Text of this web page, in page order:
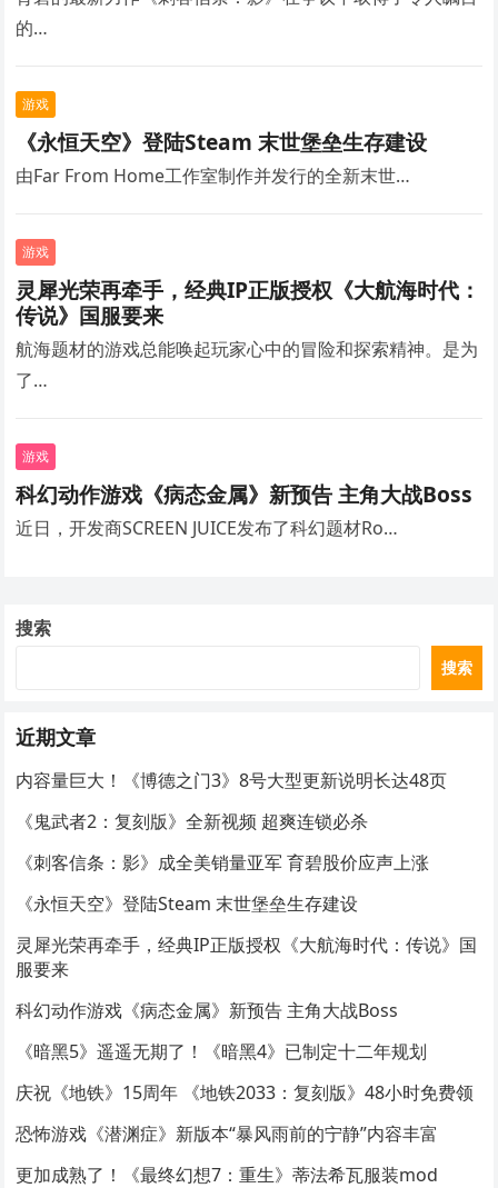
的…
游戏
《永恒天空》登陆Steam 末世堡垒生存建设
由Far From Home工作室制作并发行的全新末世…
游戏
灵犀光荣再牵手，经典IP正版授权《大航海时代：
传说》国服要来
航海题材的游戏总能唤起玩家心中的冒险和探索精神。是为
了…
游戏
科幻动作游戏《病态金属》新预告 主角大战Boss
近日，开发商SCREEN JUICE发布了科幻题材Ro…
搜索
搜索
近期文章
内容量巨大！《博德之门3》8号大型更新说明长达48页
《鬼武者2：复刻版》全新视频 超爽连锁必杀
《刺客信条：影》成全美销量亚军 育碧股价应声上涨
《永恒天空》登陆Steam 末世堡垒生存建设
灵犀光荣再牵手，经典IP正版授权《大航海时代：传说》国
服要来
科幻动作游戏《病态金属》新预告 主角大战Boss
《暗黑5》遥遥无期了！《暗黑4》已制定十二年规划
庆祝《地铁》15周年 《地铁2033：复刻版》48小时免费领
恐怖游戏《潜渊症》新版本“暴风雨前的宁静”内容丰富
更加成熟了！《最终幻想7：重生》蒂法希瓦服装mod